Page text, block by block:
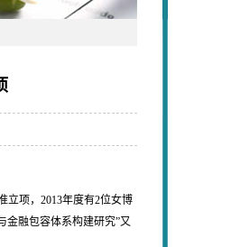
立项，2013年度有2位女博
金融包容体系构建研究”又